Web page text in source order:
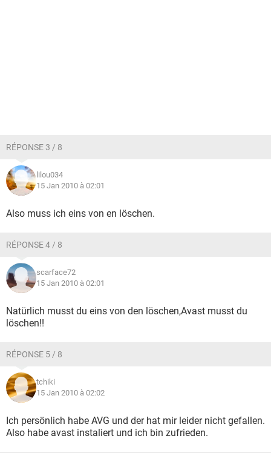
RÉPONSE 3 / 8
lilou034
15 Jan 2010 à 02:01
Also muss ich eins von en löschen.
RÉPONSE 4 / 8
scarface72
15 Jan 2010 à 02:01
Natürlich musst du eins von den löschen,Avast musst du
löschen!!
RÉPONSE 5 / 8
tchiki
15 Jan 2010 à 02:02
Ich persönlich habe AVG und der hat mir leider nicht gefallen.
Also habe avast instaliert und ich bin zufrieden.